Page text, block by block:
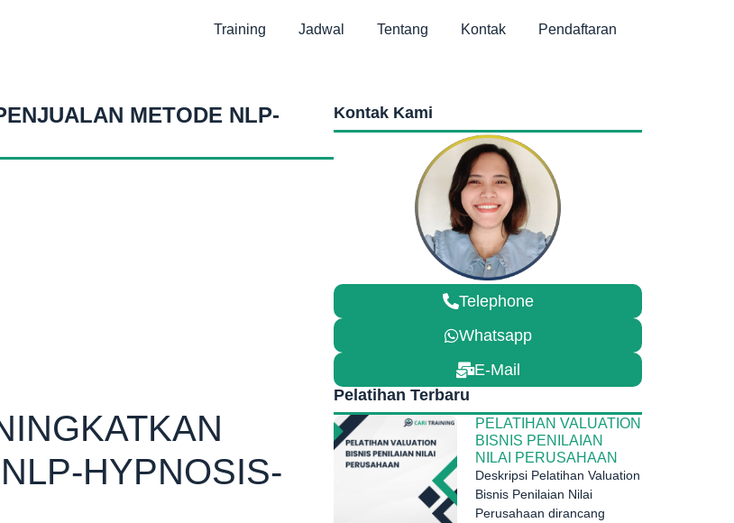
Training Jadwal Tentang Kontak Pendaftaran
METODE NLP-
HYPNOSIS-
Kontak Kami
Telephone
Whatsapp
E-Mail
Pelatihan Terbaru
PELATIHAN VALUATION
BISNIS PENILAIAN
NILAI PERUSAHAAN
Deskripsi Pelatihan Valuation
Bisnis Penilaian Nilai
Perusahaan dirancang